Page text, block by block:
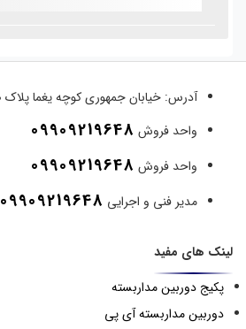
آدرس: خیابان جمهوری کوچه یغما پلاک ۲۲۰ واحد ۸
واحد فروش 09909219648
واحد فروش 09909219648
مدیر فنی و اجرایی 09909219648
لینک های مفید
پکیج دوربین مداربسته
دوربین مداربسته آی پی